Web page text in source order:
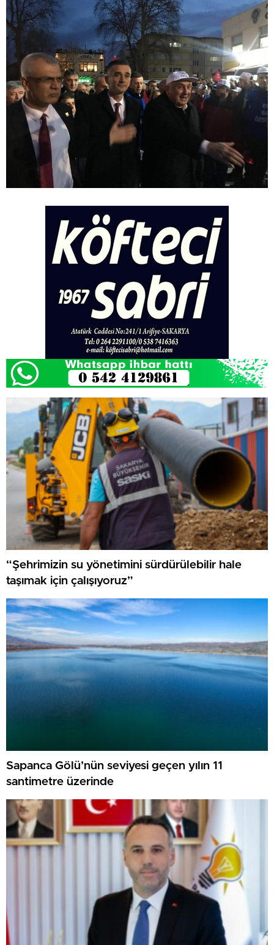
“Şehrimizin su yönetimini sürdürülebilir hale
taşımak için çalışıyoruz”
Sapanca Gölü’nün seviyesi geçen yılın 11
santimetre üzerinde